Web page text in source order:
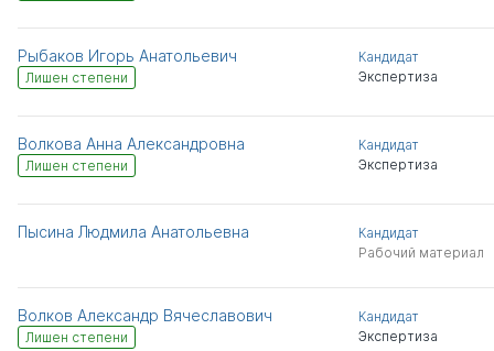
Рыбаков Игорь Анатольевич
Лишен степени
Кандидат
Экспертиза
Волкова Анна Александровна
Лишен степени
Кандидат
Экспертиза
Пысина Людмила Анатольевна
Кандидат
Рабочий материал
Волков Александр Вячеславович
Лишен степени
Кандидат
Экспертиза